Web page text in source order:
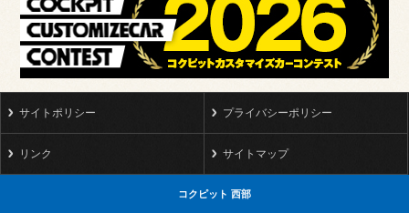
サイトポリシー プライバシーポリシー
リンク サイトマップ
コクピット 西部